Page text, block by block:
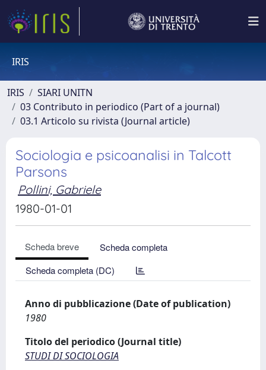
IRIS
IRIS
SIARI UNITN
03 Contributo in periodico (Part of a journal)
03.1 Articolo su rivista (Journal article)
Sociologia e psicoanalisi in Talcott
Parsons
Pollini, Gabriele
1980-01-01
Scheda breve
Scheda completa
Scheda completa (DC)
Anno di pubblicazione (Date of publication)
1980
Titolo del periodico (Journal title)
STUDI DI SOCIOLOGIA